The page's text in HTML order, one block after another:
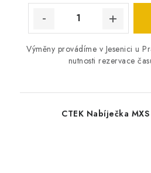
Výměny provádíme v Jesenici u
nutnosti rezervace
CTEK Nabíječka